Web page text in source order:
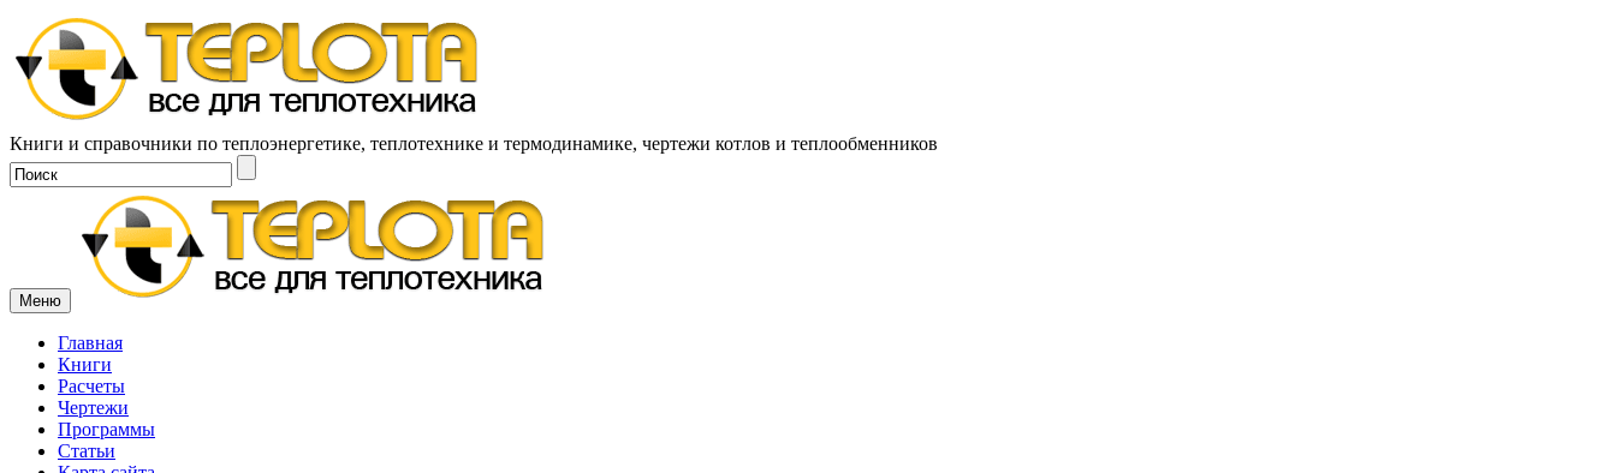
Книги и справочники по теплоэнергетике, теплотехнике и термодинамике, чертежи котлов и теплообменников
Меню
Главная
Книги
Расчеты
Чертежи
Программы
Статьи